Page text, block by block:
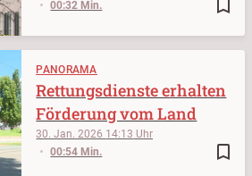
bookmark_border
00:32 Min.
PANORAMA
bookmark_border
30. Jan. 2026 14:13
00:54 Min.
Rettungsdienste erhalten
Förderung vom Land